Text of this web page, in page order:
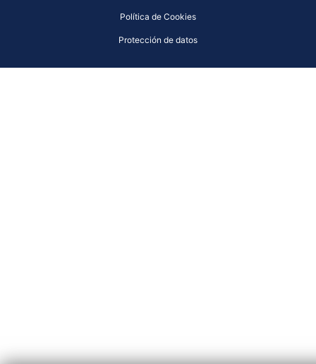
Política de Cookies
Protección de datos